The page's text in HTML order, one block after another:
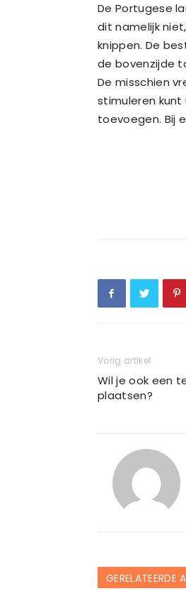
De Portugese
dit namelijk
knippen. De
de bovenzijde
De misschien
stimuleren
toevoegen. Bij
Vorig artikel
Wil je ook een
plaatsen?
GERELATEERDE